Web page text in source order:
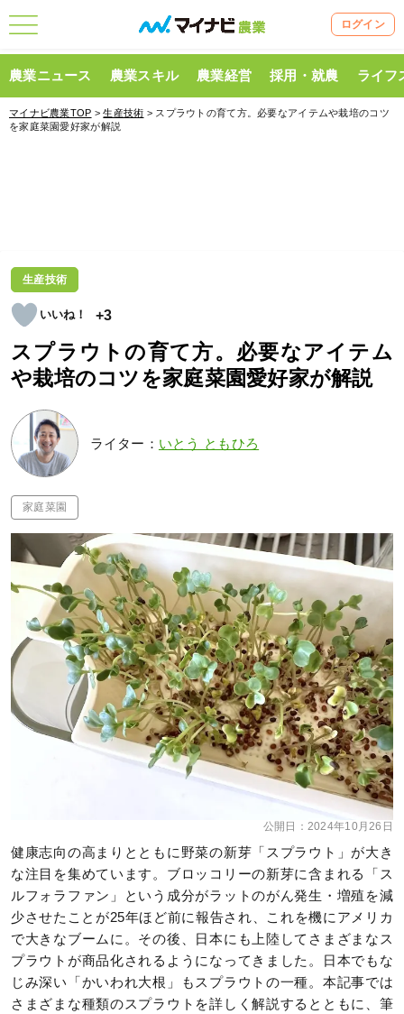
ログイン
農業ニュース 農業スキル 農業経営 採用・就農 ライフ
マイナビ農業TOP >生産技術 > スプラウトの育て方。必要なアイテムや栽培のコツ
を家庭菜園愛好家が解説
生産技術
+3
スプラウトの育て方。必要なアイテム
や栽培のコツを家庭菜園愛好家が解説
ライター： いとう ともひろ
家庭菜園
公開日： 2024年10月26日
健康志向の高まりとともに野菜の新芽「スプラウト」が大き
な注目を集めています。ブロッコリーの新芽に含まれる「ス
ルフォラファン」という成分がラットのがん発生・増殖を減
少させたことが25年ほど前に報告され、これを機にアメリカ
で大きなブームに。その後、日本にも上陸してさまざまなス
プラウトが商品化されるようになってきました。日本でもな
じみ深い「かいわれ大根」もスプラウトの一種。本記事では
さまざまな種類のスプラウトを詳しく解説するとともに、筆